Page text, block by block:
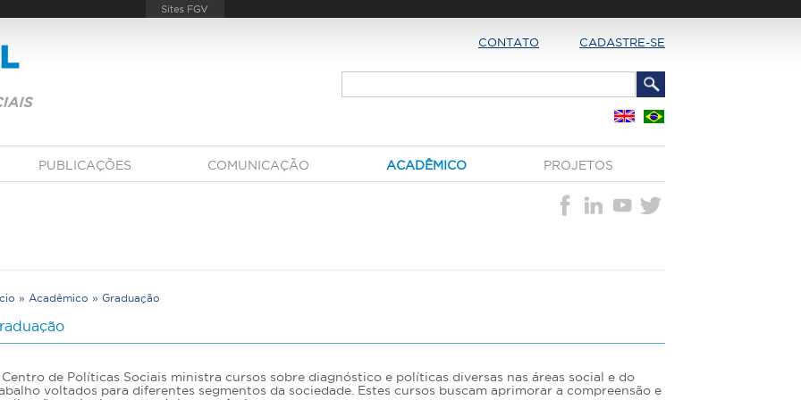
CONTATO CADASTRE-SE
PUBLICAÇÕES COMUNICAÇÃO ACADÊMICO PROJETOS
» Acadêmico » Graduação
Centro de Políticas Sociais ministra cursos sobre diagnóstico e políticas diversas nas áreas social e do
voltados para diferentes segmentos da sociedade. Estes cursos buscam aprimorar a compreensão e